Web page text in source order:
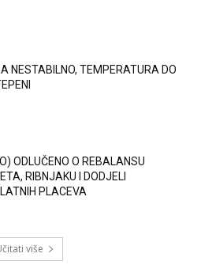
NESTABILNO, TEMPERATURA DO
ODLUČENO O REBALANSU
RIBNJAKU I DODJELI
PLACEVA
više